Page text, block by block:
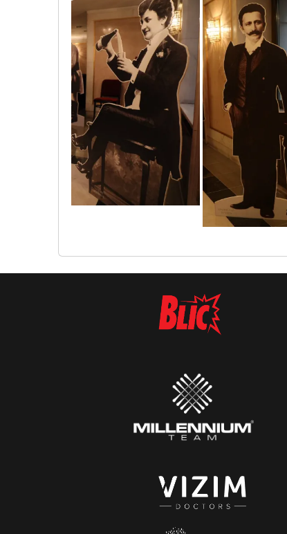
sif_1009
sif_1012